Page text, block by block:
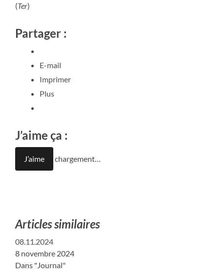
(Ter)
Partager :
E-mail
Imprimer
Plus
J’aime ça :
J’aime chargement…
Articles similaires
08.11.2024
8 novembre 2024
Dans "Journal"